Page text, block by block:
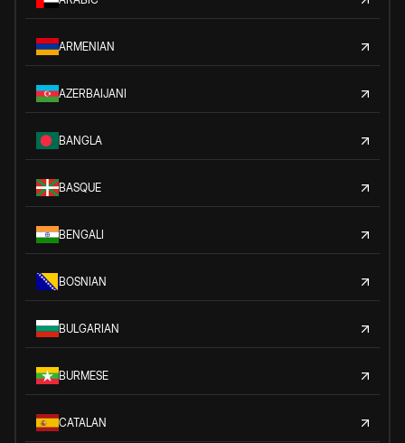
ARMENIAN
AZERBAIJANI
BANGLA
BASQUE
BENGALI
BOSNIAN
BULGARIAN
BURMESE
CATALAN